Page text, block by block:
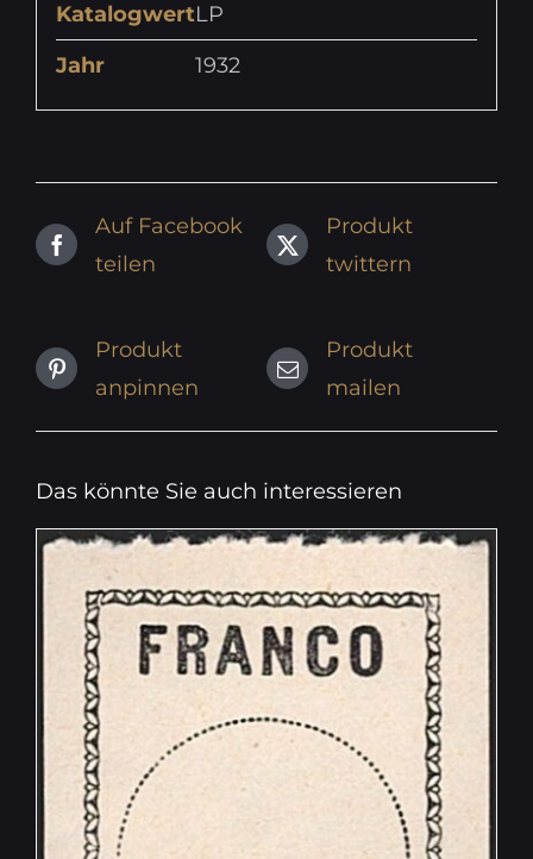
KatalogwertLP
Jahr
1932
Auf Facebook
teilen
Produkt
twittern
Produkt
anpinnen
Produkt
mailen
Das könnte Sie auch interessieren